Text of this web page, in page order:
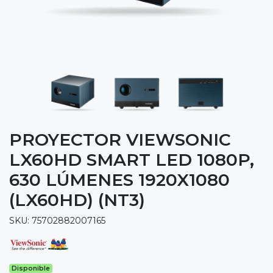
PROYECTOR VIEWSONIC
LX60HD SMART LED 1080P,
630 LÚMENES 1920X1080
(LX60HD) (NT3)
SKU: 75702882007165
Disponible